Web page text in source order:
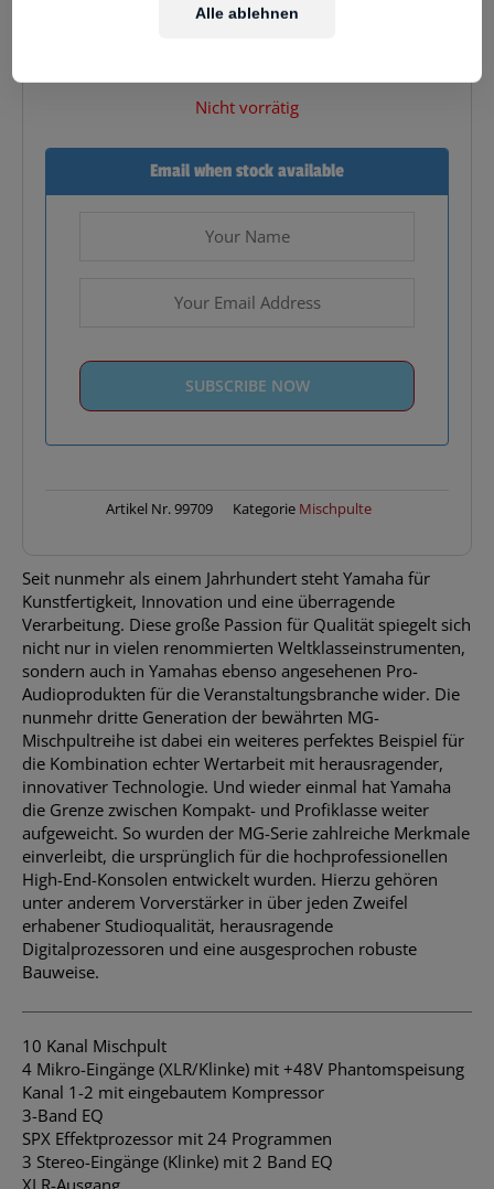
Enthält 20% MwSt.
Nicht vorrätig
Email when stock available
Artikel Nr.99709 Kategorie Mischpulte
Seit nunmehr als einem Jahrhundert steht Yamaha für
Kunstfertigkeit, Innovation und eine überragende
Verarbeitung. Diese große Passion für Qualität spiegelt sich
nicht nur in vielen renommierten Weltklasseinstrumenten,
sondern auch in Yamahas ebenso angesehenen Pro-
Audioprodukten für die Veranstaltungsbranche wider. Die
nunmehr dritte Generation der bewährten MG-
Mischpultreihe ist dabei ein weiteres perfektes Beispiel für
die Kombination echter Wertarbeit mit herausragender,
innovativer Technologie. Und wieder einmal hat Yamaha
die Grenze zwischen Kompakt- und Profiklasse weiter
aufgeweicht. So wurden der MG-Serie zahlreiche Merkmale
einverleibt, die ursprünglich für die hochprofessionellen
High-End-Konsolen entwickelt wurden. Hierzu gehören
unter anderem Vorverstärker in über jeden Zweifel
erhabener Studioqualität, herausragende
Digitalprozessoren und eine ausgesprochen robuste
Bauweise.
10 Kanal Mischpult
4 Mikro-Eingänge (XLR/Klinke) mit +48V Phantomspeisung
Kanal 1-2 mit eingebautem Kompressor
3-Band EQ
SPX Effektprozessor mit 24 Programmen
3 Stereo-Eingänge (Klinke) mit 2 Band EQ
Alle ablehnen